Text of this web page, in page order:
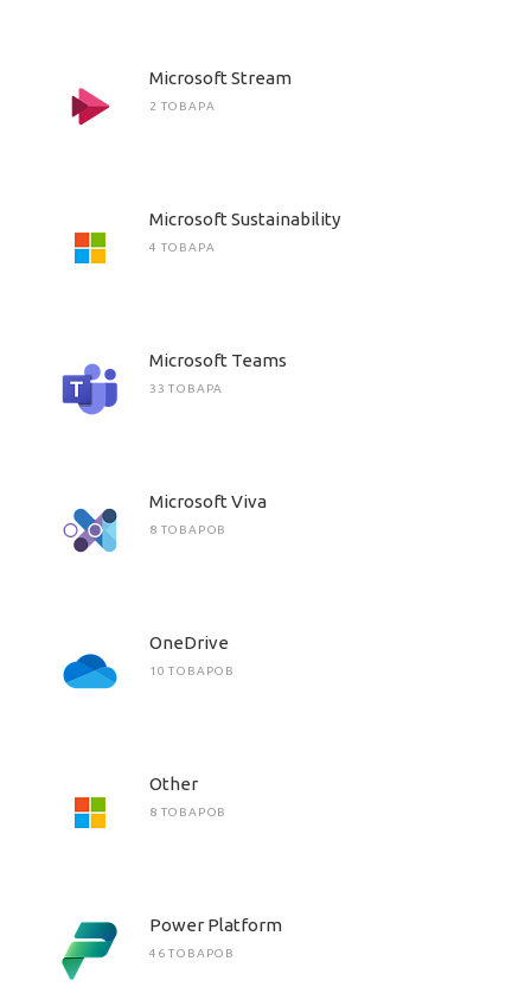
Microsoft Stream
2 ТОВАРА
Microsoft Sustainability
4 ТОВАРА
Microsoft Teams
33 ТОВАРА
Microsoft Viva
8 ТОВАРОВ
OneDrive
10 ТОВАРОВ
Other
8 ТОВАРОВ
Power Platform
46 ТОВАРОВ